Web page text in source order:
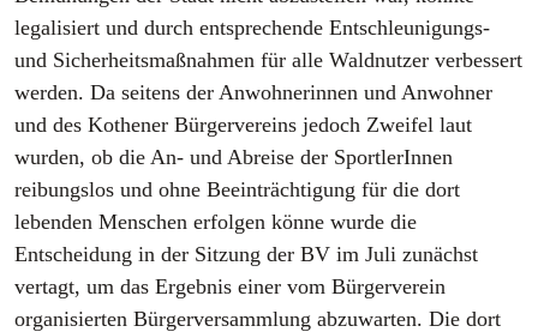
legalisiert und durch entsprechende Entschleunigungs-
und Sicherheitsmaßnahmen für alle Waldnutzer verbessert
werden. Da seitens der Anwohnerinnen und Anwohner
und des Kothener Bürgervereins jedoch Zweifel laut
wurden, ob die An- und Abreise der SportlerInnen
reibungslos und ohne Beeinträchtigung für die dort
lebenden Menschen erfolgen könne wurde die
Entscheidung in der Sitzung der BV im Juli zunächst
vertagt, um das Ergebnis einer vom Bürgerverein
organisierten Bürgerversammlung abzuwarten. Die dort